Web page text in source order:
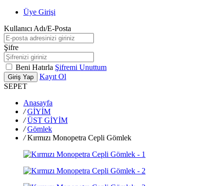
Üye Girişi
Kullanıcı Adı/E-Posta
Şifre
Beni Hatırla Şifremi Unuttum
Giriş Yap
Kayıt Ol
SEPET
Anasayfa
/ GİYİM
/ ÜST GİYİM
/ Gömlek
/ Kırmızı Monopetra Cepli Gömlek